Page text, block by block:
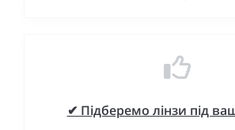
✔ Підберемо лінзи під